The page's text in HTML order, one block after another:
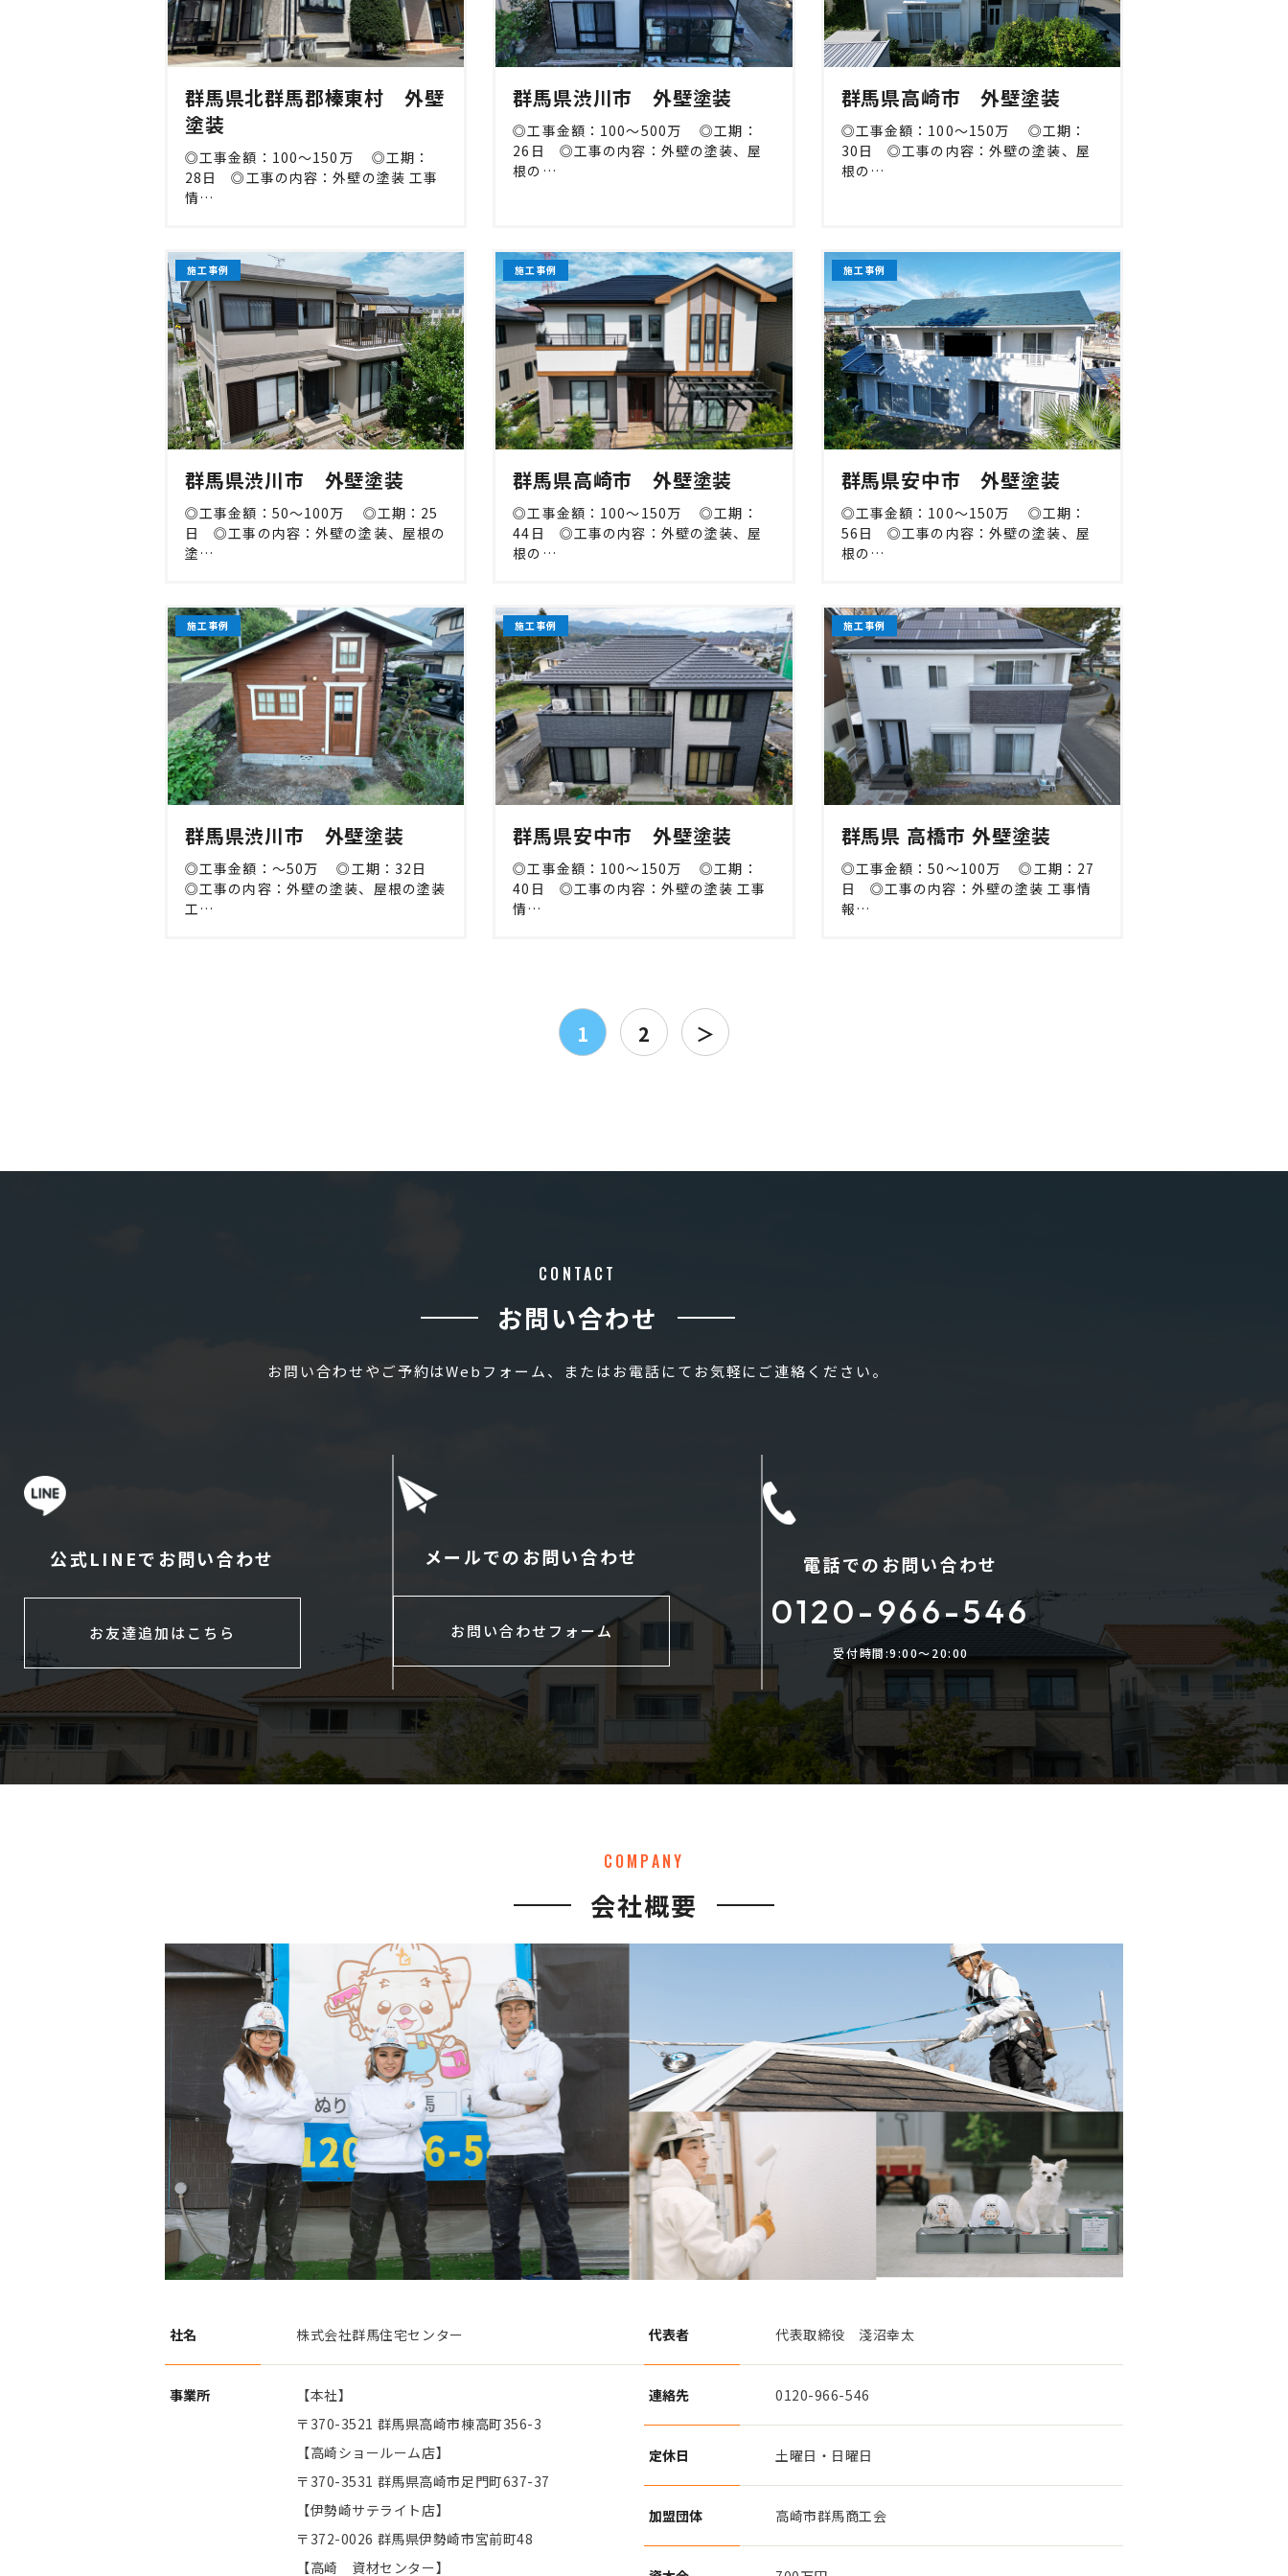
群馬県北群馬郡榛東村 外壁
塗装
◎工事金額：100〜150万 ◎工期：
28日 ◎工事の内容：外壁の塗装 工事
情…
群馬県渋川市 外壁塗装
◎工事金額：100〜500万 ◎工期：
26日 ◎工事の内容：外壁の塗装、屋
根の…
群馬県高崎市 外壁塗装
◎工事金額：100〜150万 ◎工期：
30日 ◎工事の内容：外壁の塗装、屋
根の…
施工事例
群馬県渋川市 外壁塗装
◎工事金額：50〜100万 ◎工期：25
日 ◎工事の内容：外壁の塗装、屋根の
塗…
施工事例
群馬県高崎市 外壁塗装
◎工事金額：100〜150万 ◎工期：
44日 ◎工事の内容：外壁の塗装、屋
根の…
施工事例
群馬県安中市 外壁塗装
◎工事金額：100〜150万 ◎工期：
56日 ◎工事の内容：外壁の塗装、屋
根の…
施工事例
群馬県渋川市 外壁塗装
◎工事金額：〜50万 ◎工期：32日
◎工事の内容：外壁の塗装、屋根の塗装
工…
施工事例
群馬県安中市 外壁塗装
◎工事金額：100〜150万 ◎工期：
40日 ◎工事の内容：外壁の塗装 工事
情…
施工事例
群馬県 高橋市 外壁塗装
◎工事金額：50〜100万 ◎工期：27
日 ◎工事の内容：外壁の塗装 工事情
報…
投
稿
1 2 ＞
CONTACT
お問い合わせ
お問い合わせやご予約はWebフォーム、またはお電話にてお気軽にご連絡ください。
公式LINEでお問い合わせ
お友達追加はこちら
メールでのお問い合わせ
お問い合わせフォーム
電話でのお問い合わせ
0120-966-546
受付時間:9:00〜20:00
COMPANY
会社概要
社名 株式会社群馬住宅センター
事業所
【本社】
〒370-3521 群馬県高崎市棟高町356-3
【高崎ショールーム店】
〒370-3531 群馬県高崎市足門町637-37
【伊勢崎サテライト店】
〒372-0026 群馬県伊勢崎市宮前町48
【高崎 資材センター】
代表者 代表取締役 淺沼幸太
連絡先 0120-966-546
定休日 土曜日・日曜日
加盟団体 高崎市群馬商工会